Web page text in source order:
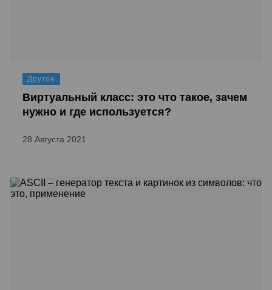
Другое
Виртуальный класс: это что такое, зачем
нужно и где используется?
28 Августа 2021